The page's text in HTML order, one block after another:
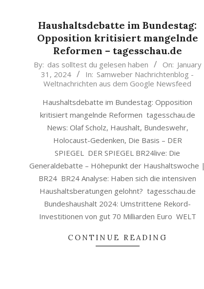
Haushaltsdebatte im Bundestag:
Opposition kritisiert mangelnde
Reformen – tagesschau.de
2024-
By: das solltest du gelesen haben On: January
31, 2024
In: Samweber Nachrichtenblog -
Weltnachrichten aus dem Google Newsfeed
Haushaltsdebatte im Bundestag: Opposition
kritisiert mangelnde Reformen tagesschau.de
News: Olaf Scholz, Haushalt, Bundeswehr,
Holocaust-Gedenken, Die Basis – DER
SPIEGEL DER SPIEGEL BR24live: Die
Generaldebatte – Höhepunkt der Haushaltswoche |
BR24 BR24 Analyse: Haben sich die intensiven
Haushaltsberatungen gelohnt? tagesschau.de
Bundeshaushalt 2024: Umstrittene Rekord-
Investitionen von gut 70 Milliarden Euro WELT
CONTINUE READING